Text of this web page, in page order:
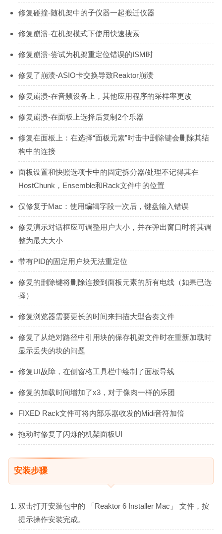
修复碰撞-随机架中的子仪器一起搬迁仪器
修复崩溃-在机架模式下使用快速搜索
修复崩溃-尝试为机架重定位错误的ISM时
修复了崩溃-ASIO卡交换导致Reaktor崩溃
修复崩溃-在音频设备上，其他应用程序的采样率更改
修复崩溃-在面板上选择后复制2个乐器
修复在面板上：在选择“面板元素”时击中删除键会删除其结
构中的连接
面板设置和快照选项卡中的固定拆分器/处理不记得其在
HostChunk，Ensemble和Rack文件中的位置
仅修复于Mac：使用编辑字段一次后，键盘输入错误
修复演示对话框应可调整用户大小，并在弹出窗口时将其调
整为最大大小
带有PID的固定用户块无法重定位
修复的删除键将删除连接到面板元素的所有电线（如果已选
择）
修复浏览器需要更长的时间来扫描大型合奏文件
修复了从绝对路径中引用块的保存机架文件时在重新加载时
显示丢失的块的问题
修复UI故障，在侧窗格工具栏中绘制了面板导线
修复的加载时间增加了x3，对于像肉一样的乐团
FIXED Rack文件可将内部乐器收发的Midi音符加倍
拖动时修复了闪烁的机架面板UI
安装步骤
双击打开安装包中的 「Reaktor 6 Installer Mac」 文件，按
提示操作安装完成。